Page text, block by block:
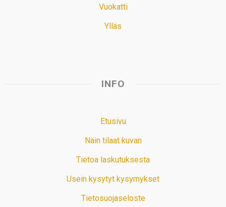
Vuokatti
Ylläs
INFO
Etusivu
Näin tilaat kuvan
Tietoa laskutuksesta
Usein kysytyt kysymykset
Tietosuojaseloste